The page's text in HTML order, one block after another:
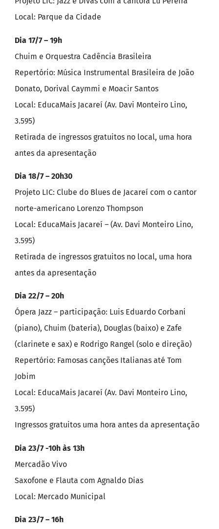
Local: Parque da Cidade
Dia 17/7 – 19h
Chuim e Orquestra Cadência Brasileira
Repertório: Música Instrumental Brasileira de João
Donato, Dorival Caymmi e Moacir Santos
Local: EducaMais Jacareí (Av. Davi Monteiro Lino,
3.595)
Retirada de ingressos gratuitos no local, uma hora
antes da apresentação
Dia 18/7 – 20h30
Projeto LIC: Clube do Blues de Jacareí com o cantor
norte-americano Lorenzo Thompson
Local: EducaMais Jacareí – (Av. Davi Monteiro Lino,
3.595)
Retirada de ingressos gratuitos no local, uma hora
antes da apresentação
Dia 22/7 – 20h
Ópera Jazz – participação: Luis Eduardo Corbani
(piano), Chuim (bateria), Douglas (baixo) e Zafe
(clarinete e sax) e Rodrigo Rangel (solo e direção)
Repertório: Famosas canções Italianas até Tom
Jobim
Local: EducaMais Jacareí (Av. Davi Monteiro Lino,
3.595)
Ingressos gratuitos uma hora antes da apresentação
Dia 23/7 -10h às 13h
Mercadão Vivo
Saxofone e Flauta com Agnaldo Dias
Local: Mercado Municipal
Dia 23/7 – 16h